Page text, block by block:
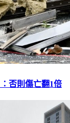
否則傷亡翻1倍